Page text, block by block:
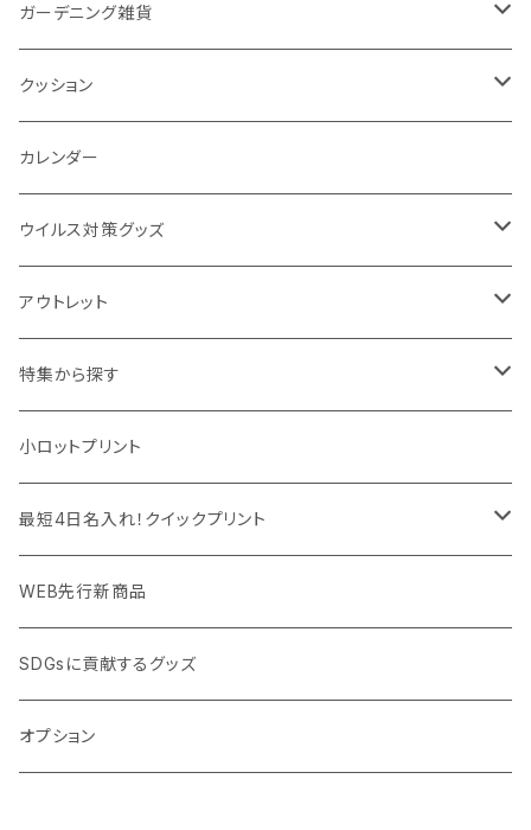
カスタムデザイン
付箋
トレイ
パットカバー、ブックカバー
IDケース、パスケース、コインケース
デスク周辺
付属ライト
ランタン
非常食
モバイルリング
アクセサリー・スマホケース
タッチペン
USBケーブル・ハブ
イヤホン・ヘッドフォン
マウスパッド
モバイル周辺グッズ
PC周辺グッズ
ケース付きミラー
手持ちミラー
ビューティー雑貨
フォトフレーム、スタンド
キーホルダー
時計
ブランケット
ネックウォーマー
マフラー・ストール
ガーデニング雑貨
F.O.B COOP
クッション
折りたたみクッション
カレンダー
ウイルス対策グッズ
除菌グッズ
パーテーション
マスク・フェイスシールド
測定・測量用品
加湿器・オゾン発生器
ウイルス対策消耗品
ウイルス対策備品
アウトレット
アウトレット
ドリンクフェア
ボトル・タンブラー
ポーチ・巾着
タオル・ブランケット
その他雑貨品
特集から探す
エンタメグッズ・イベント会場物販品
ご当地グッズ・オリジナルお土産品
フルカラー印刷ノベルティ
予算消化・備品におすすめグッズ
展示会・説明会ノベルティ
小ロットプリント
最短4日名入れ！クイックプリント
クイック印刷対応トートバッグ・エコバッグ
クイック印刷対応ポーチ・巾着
クイック印刷対応ボトル
WEB先行新商品
SDGsに貢献するグッズ
オプション